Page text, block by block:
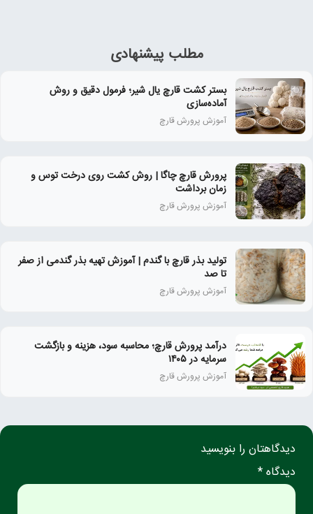
مطلب پیشنهادی
بستر کشت قارچ یال شیر؛ فرمول دقیق و روش
آماده‌سازی
آموزش پرورش قارچ
پرورش قارچ چاگا | روش کشت روی درخت توس و
زمان برداشت
آموزش پرورش قارچ
تولید بذر قارچ با گندم | آموزش تهیه بذر گندمی از صفر
تا صد
آموزش پرورش قارچ
درآمد پرورش قارچ؛ محاسبه سود، هزینه و بازگشت
سرمایه در ۱۴۰۵
آموزش پرورش قارچ
دیدگاهتان را بنویسید
دیدگاه *